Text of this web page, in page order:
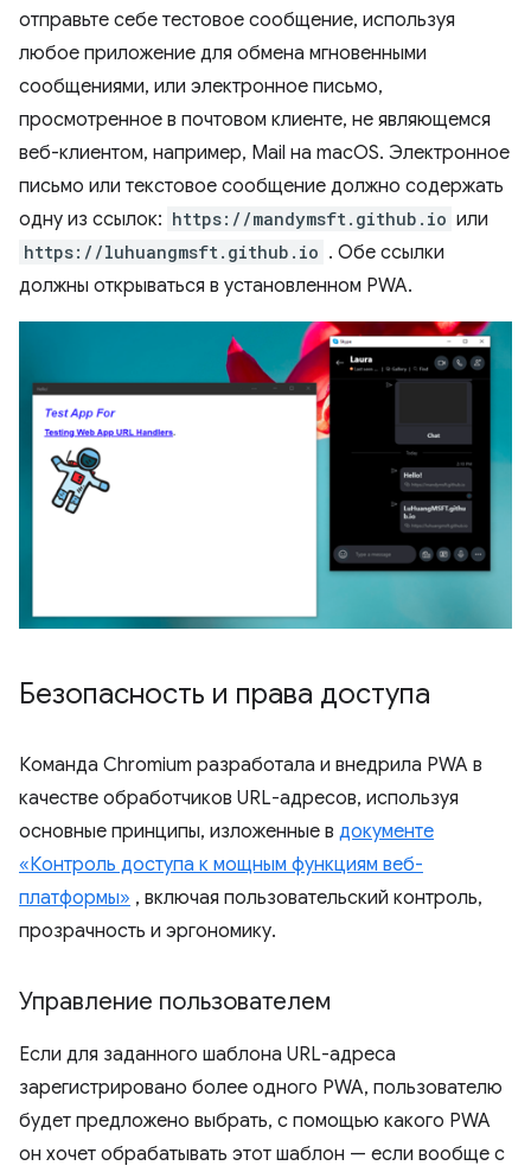
отправьте себе тестовое сообщение, используя
любое приложение для обмена мгновенными
сообщениями, или электронное письмо,
просмотренное в почтовом клиенте, не являющемся
веб-клиентом, например, Mail на macOS. Электронное
письмо или текстовое сообщение должно содержать
одну из ссылок: https://mandymsft.github.io или
https://luhuangmsft.github.io . Обе ссылки
должны открываться в установленном PWA.
Безопасность и права доступа
Команда Chromium разработала и внедрила PWA в
качестве обработчиков URL-адресов, используя
основные принципы, изложенные в документе
«Контроль доступа к мощным функциям веб-
платформы» , включая пользовательский контроль,
прозрачность и эргономику.
Управление пользователем
Если для заданного шаблона URL-адреса
зарегистрировано более одного PWA, пользователю
будет предложено выбрать, с помощью какого PWA
он хочет обрабатывать этот шаблон — если вообще с